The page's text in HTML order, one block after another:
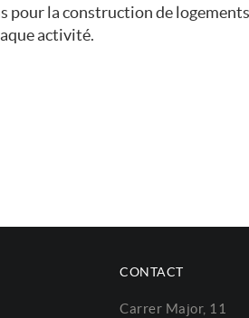
la construction de
activité.
CONTACT
Carrer Major, 11